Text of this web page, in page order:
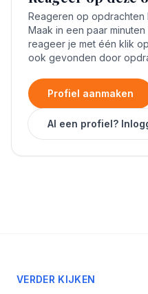
Reageren op opdrachten
Maak in een paar
reageer je met één klik
ook gevonden door
Profiel aanmaken
Al een profiel?
VERDER KIJKEN